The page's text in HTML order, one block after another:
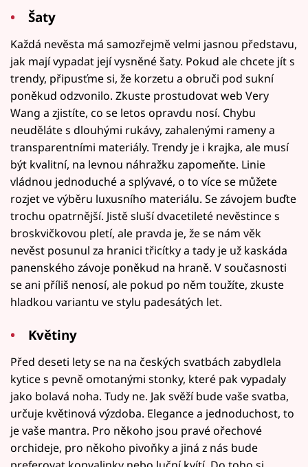
Šaty
Každá nevěsta má samozřejmě velmi jasnou představu,
jak mají vypadat její vysněné šaty. Pokud ale chcete jít s
trendy, připusťme si, že korzetu a obruči pod sukní
poněkud odzvonilo. Zkuste prostudovat web Very
Wang a zjistíte, co se letos opravdu nosí. Chybu
neuděláte s dlouhými rukávy, zahalenými rameny a
transparentními materiály. Trendy je i krajka, ale musí
být kvalitní, na levnou náhražku zapomeňte. Linie
vládnou jednoduché a splývavé, o to více se můžete
rozjet ve výběru luxusního materiálu. Se závojem buďte
trochu opatrnější. Jistě sluší dvacetileté nevěstince s
broskvičkovou pletí, ale pravda je, že se nám věk
nevěst posunul za hranici třicítky a tady je už kaskáda
panenského závoje poněkud na hraně. V současnosti
se ani příliš nenosí, ale pokud po něm toužíte, zkuste
hladkou variantu ve stylu padesátých let.
Květiny
Před deseti lety se na na českých svatbách zabydlela
kytice s pevně omotanými stonky, které pak vypadaly
jako bolavá noha. Tudy ne. Jak svěží bude vaše svatba,
určuje květinová výzdoba. Elegance a jednoduchost, to
je vaše mantra. Pro někoho jsou pravé ořechové
orchideje, pro někoho pivoňky a jiná z nás bude